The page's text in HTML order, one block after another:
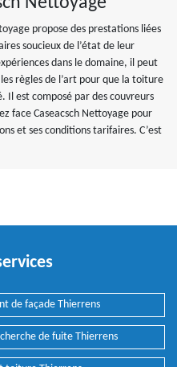
propose des prestations liées
soucieux de l’état de leur
dans le domaine, il peut
règles de l’art pour que la toiture
Il est composé par des couvreurs
face Caseacsch Nettoyage pour
et ses conditions tarifaires. C’est
de façade Thierrens
de fuite Thierrens